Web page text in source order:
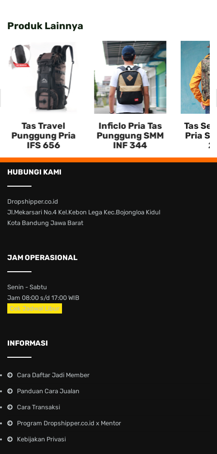
Produk Lainnya
Tas Travel
Punggung Pria
IFS 656
Inficlo Pria Tas
Punggung SMM
INF 344
Tas
Pria
HUBUNGI KAMI
Dropshipper.co.id
Jl.Mekarsari No.4 Kel.Kebon Lega Kec.Bojongloa Kidul
Kota Bandung Jawa Barat
JAM OPERASIONAL
Senin - Sabtu
Jam 08:00 s/d 17:00 WIB
Cek Jadwal Libur
INFORMASI
Cara Daftar Jadi Member
Panduan Cara Jualan
Cara Transaksi
Program Dropshipper.co.id x Mentor
Kebijakan Privasi